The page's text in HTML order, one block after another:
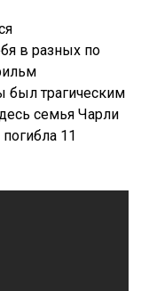
в разных по
был трагическим
семья Чарли
11